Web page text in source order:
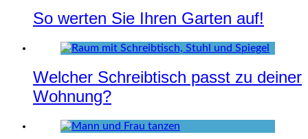
So werten Sie Ihren Garten auf!
Welcher Schreibtisch passt zu deiner
Wohnung?